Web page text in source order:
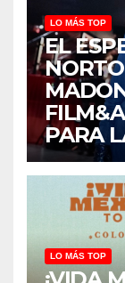
LO MÁS TOP
EL
PARA
LO MÁS TOP